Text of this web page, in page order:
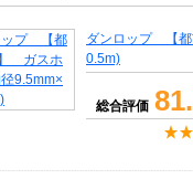
ダンロップ 【
0.5m)
総合評価